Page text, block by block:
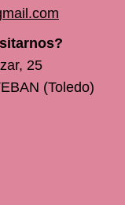
25
(Toledo)